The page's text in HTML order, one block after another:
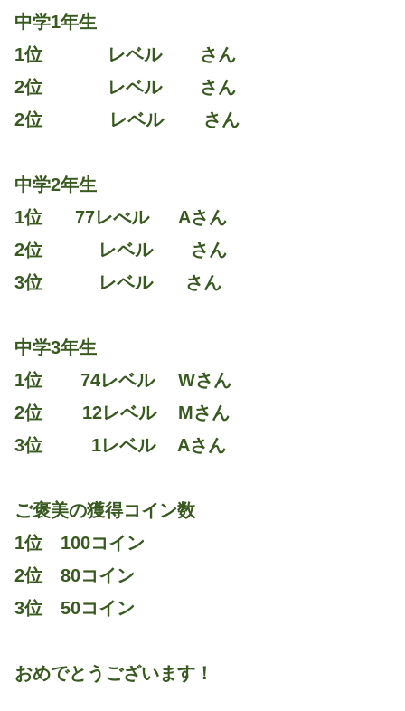
中学1年生
1位 レベル さん
2位 レベル さん
2位 レベル さん
中学2年生
1位 77レべル Aさん
2位 レベル さん
3位 レベル さん
中学3年生
1位 74レベル Wさん
2位 12レベル Mさん
3位 1レベル Aさん
ご褒美の獲得コイン数
1位 100コイン
2位 80コイン
3位 50コイン
おめでとうございます！